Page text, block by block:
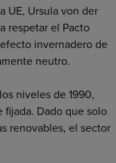
UE, Ursula von der
respetar el Pacto
invernadero de
neutro.
niveles de 1990,
fijada. Dado que solo
renovables, el sector